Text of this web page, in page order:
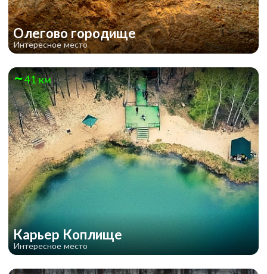
Олегово городище
Интересное место
41 км
Карьер Коплище
Интересное место